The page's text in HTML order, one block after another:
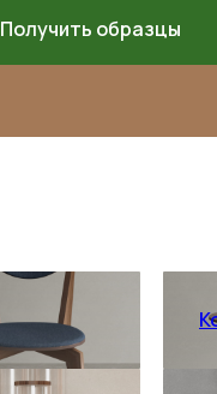
Получить образцы